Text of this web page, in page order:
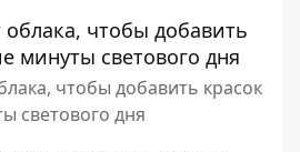
чтобы добавить красок
светового дня